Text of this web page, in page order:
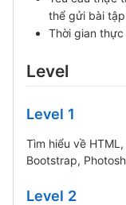
thể gửi bài
Thời gian
Level
Level 1
Tìm hiểu về
Bootstrap,
Level 2